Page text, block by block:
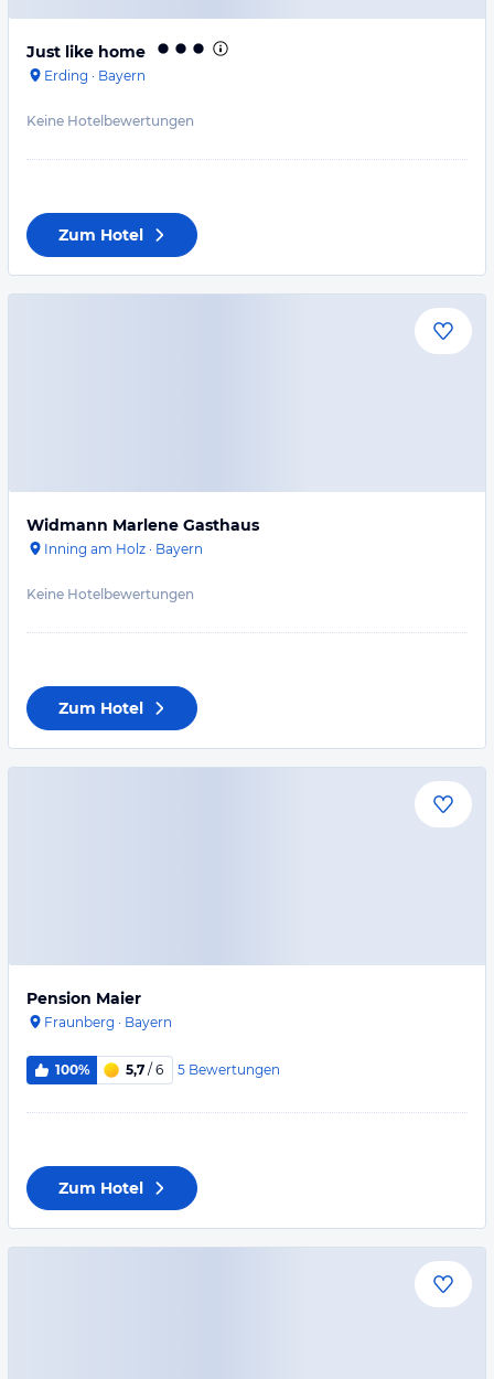
Just like home
Erding · Bayern
Keine Hotelbewertungen
Zum Hotel
Widmann Marlene Gasthaus
Inning am Holz · Bayern
Keine Hotelbewertungen
Zum Hotel
Pension Maier
Fraunberg · Bayern
100% 5,7 / 6 5 Bewertungen
Zum Hotel